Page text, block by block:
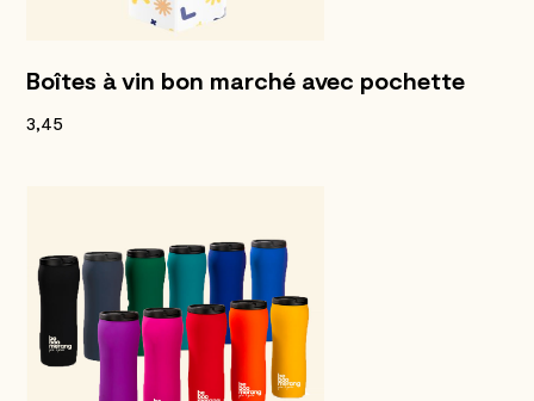
Boîtes à vin bon marché avec pochette
3,45